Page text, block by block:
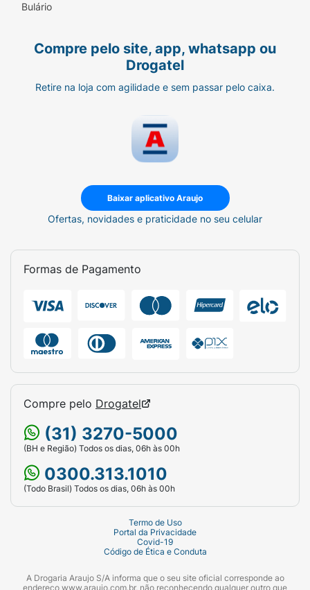
Bulário
Compre pelo site, app, whatsapp ou
Drogatel
Retire na loja com agilidade e sem passar pelo caixa.
Baixar aplicativo Araujo
Ofertas, novidades e praticidade no seu celular
Formas de Pagamento
Compre pelo Drogatel
(31) 3270-5000
(BH e Região) Todos os dias, 06h às 00h
0300.313.1010
(Todo Brasil) Todos os dias, 06h às 00h
Termo de Uso
Portal da Privacidade
Covid-19
Código de Ética e Conduta
A Drogaria Araujo S/A informa que o seu site oficial corresponde ao
endereço www.araujo.com.br, não reconhecendo qualquer outro que